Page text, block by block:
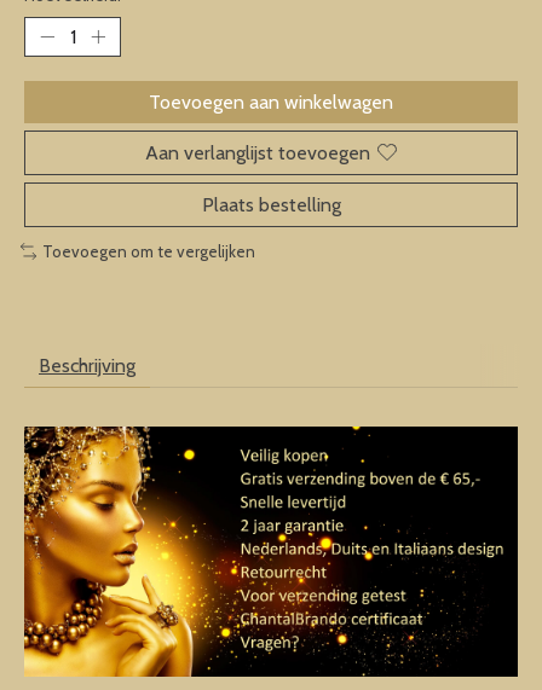
Toevoegen aan winkelwagen
Aan verlanglijst toevoegen
Plaats bestelling
Toevoegen om te vergelijken
Beschrijving